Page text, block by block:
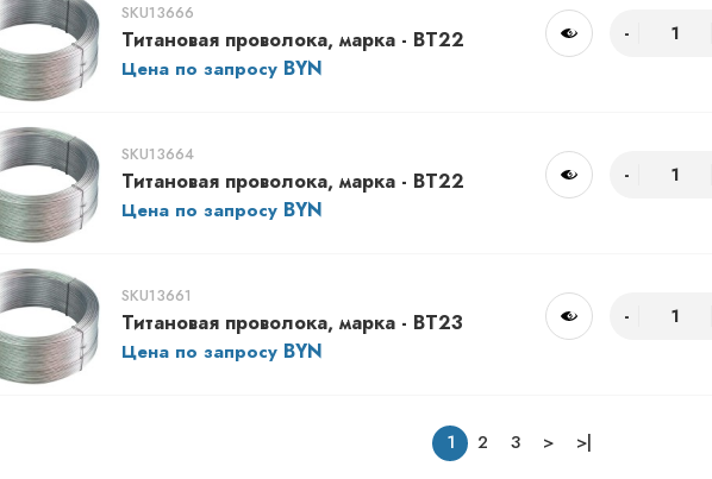
SKU13666
Титановая проволока, марка - ВТ22
Цена по запросу
SKU13664
Титановая проволока, марка - ВТ22
Цена по запросу
SKU13661
Титановая проволока, марка - ВТ23
Цена по запросу
1 2 3 > >|